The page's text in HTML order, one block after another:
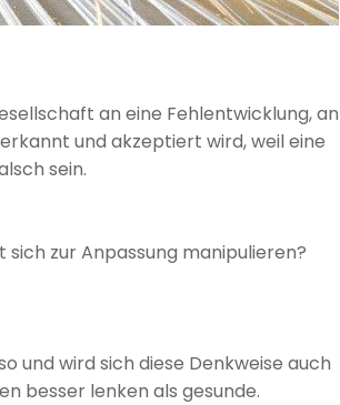
an eine Fehlentwicklung, an
und akzeptiert wird, weil eine
sein.
sich zur Anpassung manipulieren?
und wird sich diese Denkweise auch
besser lenken als gesunde.